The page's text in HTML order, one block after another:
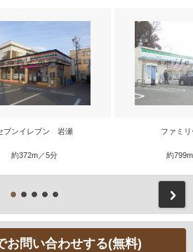
ブンイレブン 岩瀬
約372m／5分
ファミ
約
お問い合わせする(無料)